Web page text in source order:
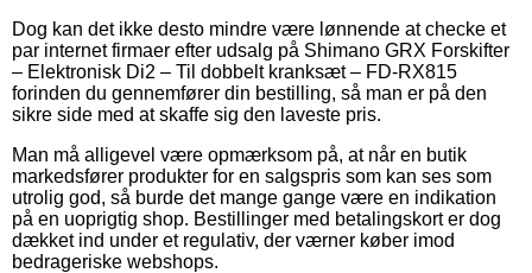
Dog kan det ikke desto mindre være lønnende at checke et
par internet firmaer efter udsalg på Shimano GRX Forskifter
– Elektronisk Di2 – Til dobbelt kranksæt – FD-RX815
forinden du gennemfører din bestilling, så man er på den
sikre side med at skaffe sig den laveste pris.
Man må alligevel være opmærksom på, at når en butik
markedsfører produkter for en salgspris som kan ses som
utrolig god, så burde det mange gange være en indikation
på en uoprigtig shop. Bestillinger med betalingskort er dog
dækket ind under et regulativ, der værner køber imod
bedrageriske webshops.